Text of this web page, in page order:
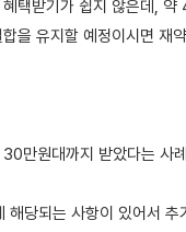
택받기가 쉽지 않은데,
을 유지할 예정이시면 재
만원대까지 받았다는 사
해당되는 사항이 있어서 추